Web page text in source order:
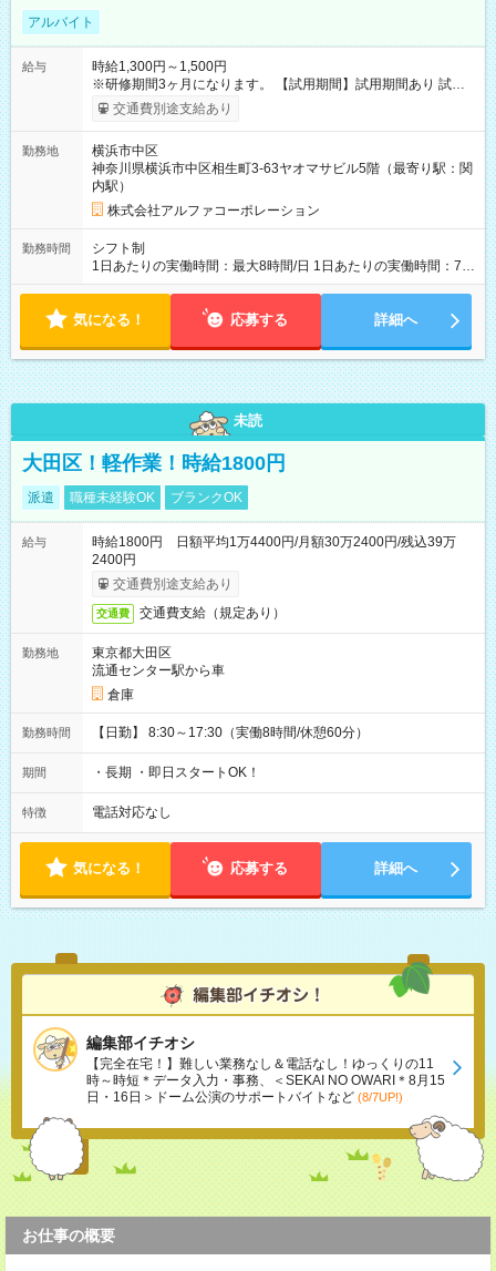
アルバイト
給与
時給1,300円～1,500円
※研修期間3ヶ月になります。 【試用期間】試用期間あり 試用
期間の長さ：3ヶ月 雇用形態、給与は本採用時と同じです。
交通費別途支給あり
勤務地
横浜市中区
神奈川県横浜市中区相生町3-63ヤオマサビル5階（最寄り駅：関
内駅）
株式会社アルファコーポレーション
勤務時間
シフト制
1日あたりの実働時間：最大8時間/日 1日あたりの実働時間：7～
8時間 シフト例 ・10時00分～19時00分 ・10時00分～18時00分
気になる！ 応募する 詳細へ
未読
大田区！軽作業！時給1800円
派遣 職種未経験OK ブランクOK
給与
時給1800円 日額平均1万4400円/月額30万2400円/残込39万
2400円
交通費別途支給あり
交通費 交通費支給（規定あり）
勤務地
東京都大田区
流通センター駅から車
倉庫
勤務時間 【日勤】 8:30～17:30（実働8時間/休憩60分）
期間 ・長期 ・即日スタートOK！
特徴 電話対応なし
気になる！ 応募する 詳細へ
編集部イチオシ
【完全在宅！】難しい業務なし＆電話なし！ゆっくりの11
時～時短＊データ入力・事務、＜SEKAI NO OWARI＊8月15
日・16日＞ドーム公演のサポートバイトなど (8/7UP!)
お仕事の概要